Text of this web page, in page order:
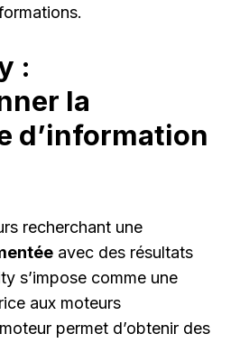
:
la
d’information
recherchant une
avec des résultats
s’impose comme une
aux moteurs
permet d’obtenir des